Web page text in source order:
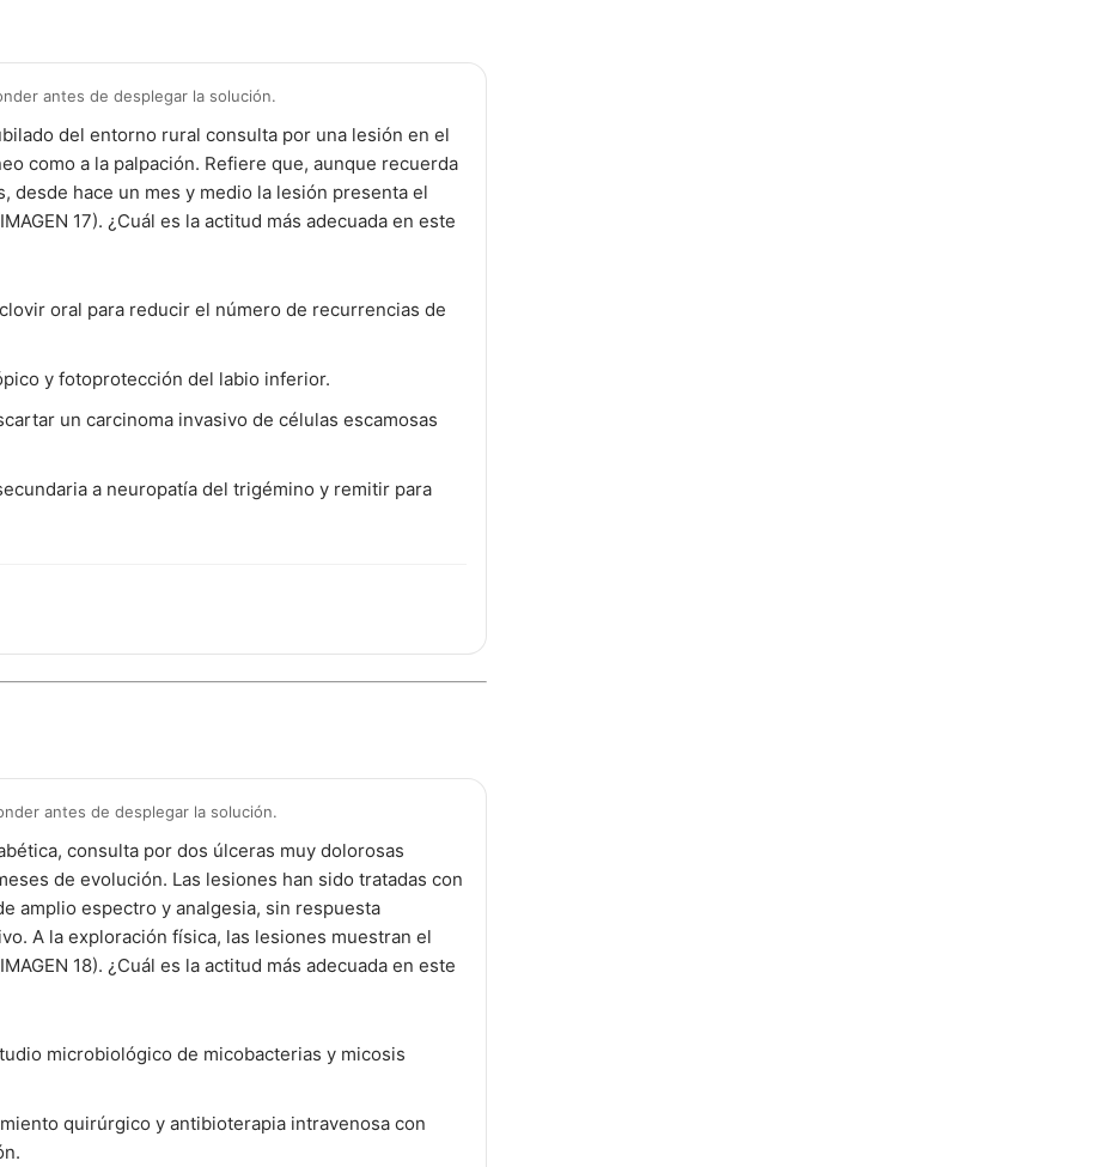
antes de desplegar la solución.
del entorno rural consulta por una lesión en el
como a la palpación. Refiere que, aunque recuerda
desde hace un mes y medio la lesión presenta el
17). ¿Cuál es la actitud más adecuada en este
oral para reducir el número de recurrencias de
y fotoprotección del labio inferior.
un carcinoma invasivo de células escamosas
a neuropatía del trigémino y remitir para
antes de desplegar la solución.
consulta por dos úlceras muy dolorosas
de evolución. Las lesiones han sido tratadas con
amplio espectro y analgesia, sin respuesta
A la exploración física, las lesiones muestran el
18). ¿Cuál es la actitud más adecuada en este
microbiológico de micobacterias y micosis
quirúrgico y antibioterapia intravenosa con